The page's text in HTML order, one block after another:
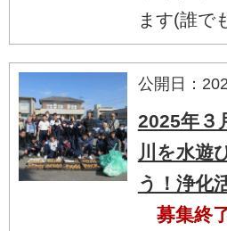
ます(誰で
公開日：
2025年３
川を水遊
う！浄化
募集終